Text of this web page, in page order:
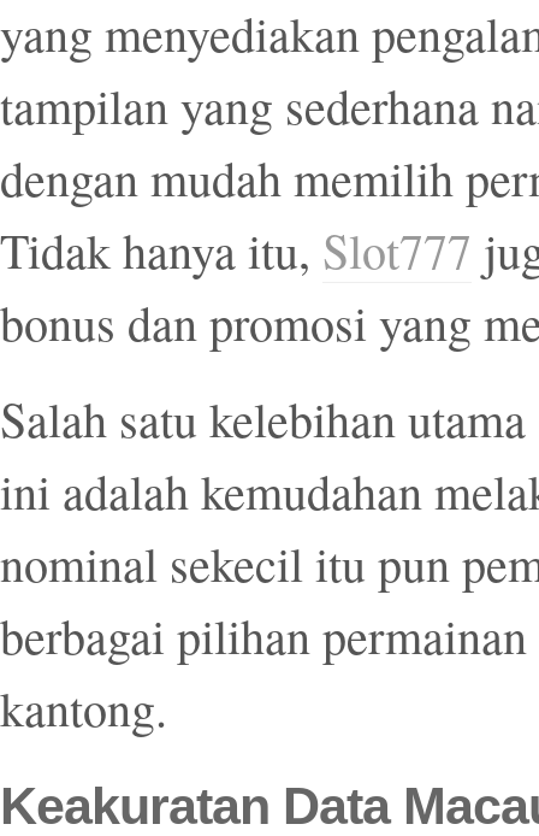
yang menyediakan
tampilan yang sederhana
dengan mudah memilih
Tidak hanya itu, Slot777
bonus dan promosi yang
Salah satu kelebihan
ini adalah kemudahan
nominal sekecil itu pun
berbagai pilihan
kantong.
Keakuratan Data